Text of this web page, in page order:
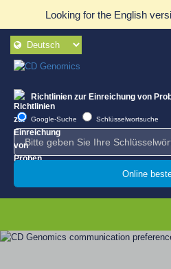
Looking for the English
Richtlinien zur Einreichung von
Google-Suche Schlüsselwortsuche
Online